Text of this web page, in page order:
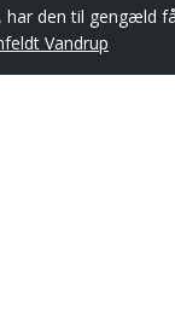
har den til gengæld
Vandrup